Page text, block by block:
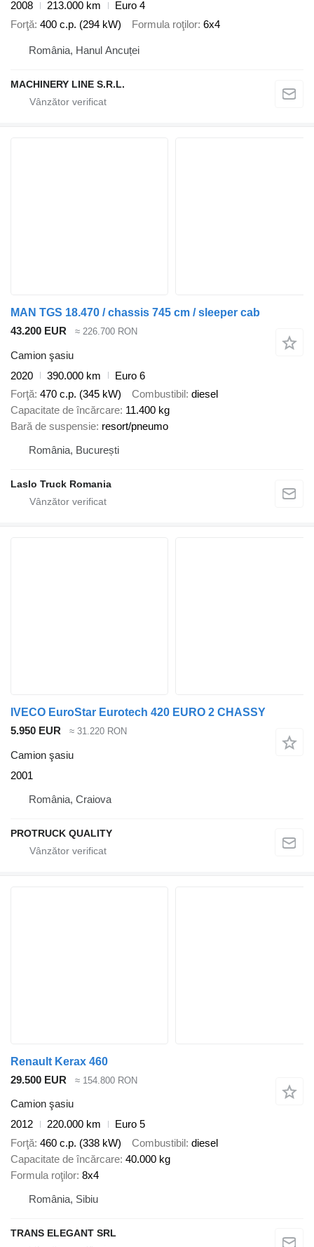
2008 213.000 km
Euro 4
Forţă 400 c.p. (294 kW) Formula roţilor 6x4
România, Hanul Ancuței
MACHINERY LINE S.R.L.
MAN TGS 18.470 / chassis 745 cm / sleeper cab
43.200 EUR
≈ 226.700 RON
Camion şasiu
2020
390.000 km
Euro 6
Forţă 470 c.p. (345 kW) Combustibil diesel
Capacitate de încărcare 11.400 kg
Bară de suspensie resort/pneumo
România, București
Laslo Truck Romania
IVECO EuroStar Eurotech 420 EURO 2 CHASSY
5.950 EUR
≈ 31.220 RON
Camion şasiu
2001
România, Craiova
PROTRUCK QUALITY
Renault Kerax 460
29.500 EUR
≈ 154.800 RON
Camion şasiu
2012
220.000 km
Euro 5
Forţă 460 c.p. (338 kW) Combustibil diesel
Capacitate de încărcare 40.000 kg
Formula roţilor 8x4
România, Sibiu
TRANS ELEGANT SRL